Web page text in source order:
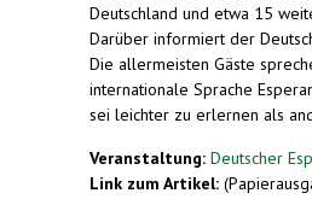
Deutschland und etwa 15
Darüber informiert der
Die allermeisten Gäste
internationale Sprache
sei leichter zu erlernen als
Veranstaltung: Deutscher
Link zum Artikel: